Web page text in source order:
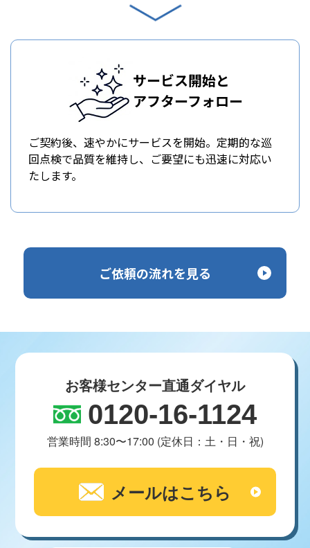
サービス開始と
アフターフォロー
ご契約後、速やかにサービスを開始。定期的な巡
回点検で品質を維持し、ご要望にも迅速に対応い
たします。
ご依頼の流れを見る
お客様センター直通ダイヤル
0120-16-1124
営業時間 8:30〜17:00 (定休日：土・日・祝)
メールはこちら